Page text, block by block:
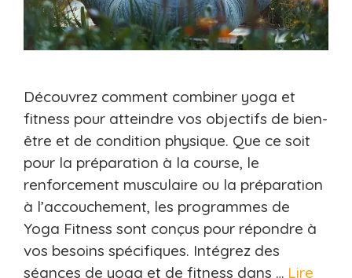
Découvrez comment combiner yoga et
fitness pour atteindre vos objectifs de bien-
être et de condition physique. Que ce soit
pour la préparation à la course, le
renforcement musculaire ou la préparation
à l’accouchement, les programmes de
Yoga Fitness sont conçus pour répondre à
vos besoins spécifiques. Intégrez des
séances de yoga et de fitness dans … Lire